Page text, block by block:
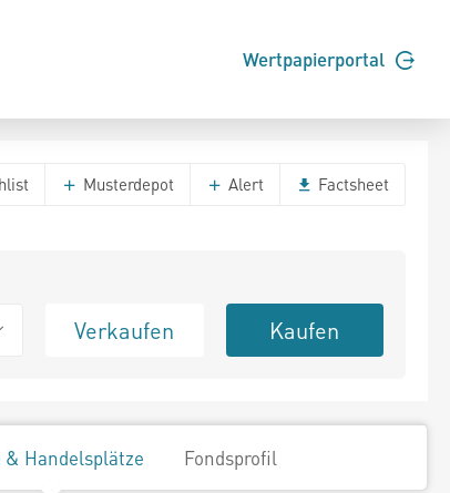
Wertpapierportal
Musterdepot Alert Factsheet
Verkaufen Kaufen
& Handelsplätze Fondsprofil